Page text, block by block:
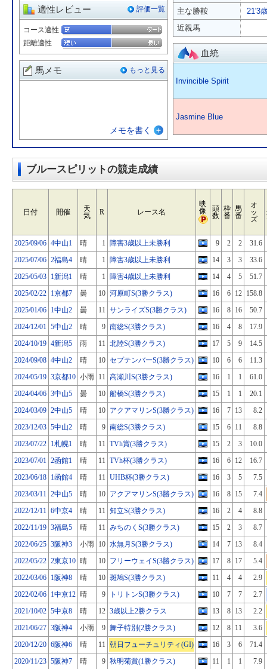
適性レビュー 評価一覧
コース適性
距離適性
馬メモ もっと見る
メモを書く
主な勝鞍
21'3
近親馬
血統
Invincible Spirit
Jasmine Blue
ブルースピリットの競走成績
日付 開催
天
気
R レース名
映
像
頭
数
枠
番
馬
番
オ
ッ
ズ
2025/09/06 4中山1 晴 1 障害3歳以上未勝利 9 2 2
31.6
2025/07/06 2福島4 晴 1 障害3歳以上未勝利 14 3 3 33.6
2025/05/03 1新潟1 晴 1 障害4歳以上未勝利 14 4 5
51.7
2025/02/22 1京都7 曇 10 河原町S(3勝クラス) 16 6 12 158.8
2025/01/06 1中山2 曇 11 サンライズS(3勝クラス) 16 8 16 50.7
2024/12/01 5中山2 晴 9 南総S(3勝クラス) 16 4 8
17.9
2024/10/19 4新潟5 雨 11 北陸S(3勝クラス) 17 5 9
14.5
2024/09/08 4中山2 晴 10 セプテンバーS(3勝クラス) 10 6 6
11.3
2024/05/19 3京都10 小雨 11 高瀬川S(3勝クラス) 16 1 1 61.0
2024/04/06 3中山5 曇 10 船橋S(3勝クラス) 15 1 1 20.1
2024/03/09 2中山5 晴 10 アクアマリンS(3勝クラス) 16 7 13
8.2
2023/12/03 5中山2 晴 9 南総S(3勝クラス) 15 6 11
8.8
2023/07/22 1札幌1 晴 11 TVh賞(3勝クラス) 15 2 3
10.0
2023/07/01 2函館1 晴 11 TVh杯(3勝クラス) 16 6 12
16.7
2023/06/18 1函館4 晴 11 UHB杯(3勝クラス) 16 3 5
7.5
2023/03/11 2中山5 晴 10 アクアマリンS(3勝クラス) 16 8 15
7.4
2022/12/11 6中京4 晴 11 知立S(3勝クラス) 16 2 4
8.8
2022/11/19 3福島5 晴 11 みちのくS(3勝クラス) 15 2 3
8.7
2022/06/25 3阪神3 小雨 10 水無月S(3勝クラス) 14 7 13
8.4
2022/05/22 2東京10 晴 10 フリーウェイS(3勝クラス) 17 8 17
5.4
2022/03/06 1阪神8 晴 10 斑鳩S(3勝クラス) 11 4 4
2.9
2022/02/06 1中京12 晴 9 トリトンS(3勝クラス) 10 7 7
2.7
2021/10/02 5中京8 晴 12 3歳以上2勝クラス 13 8 13
2.2
2021/06/27 3阪神4 小雨 9 舞子特別(2勝クラス) 12 8 11
3.6
2020/12/20 6阪神6 晴 11 朝日フューチュリティ(GI) 16 3 6 71.4
2020/11/23 5阪神7 晴 9 秋明菊賞(1勝クラス) 11 1 1
7.9